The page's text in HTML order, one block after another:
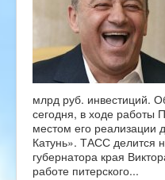
млрд руб. инвестиций.
сегодня, в ходе работы
местом его реализации
Катунь». ТАСС делится
губернатора края
работе питерского...